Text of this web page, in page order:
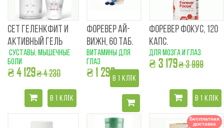
СЕТ ГЕЛЕНКФИТ И
АКТИВНЫЙ ГЕЛЬ
суставы, мышечные
боли
₴ 4 129₴ 4 230
В 1 КЛІК
ФОРЕВЕР АЙ-
ВИЖН, 60 ТАБ.
витамины для
глаз
₴ 1 299₴ 1 655
В 1 КЛІК
ФОРЕВЕР ФОКУС, 120
КАПС.
для мозга и глаз
₴ 3 179₴ 3 999
В 1 КЛІК
Бесплатная
доставка